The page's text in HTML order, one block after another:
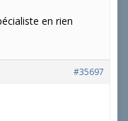
en rien
#35697